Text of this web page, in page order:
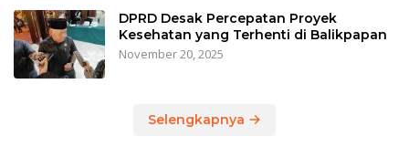
DPRD Desak Percepatan Proyek
Kesehatan yang Terhenti di Balikpapan
November 20, 2025
Selengkapnya